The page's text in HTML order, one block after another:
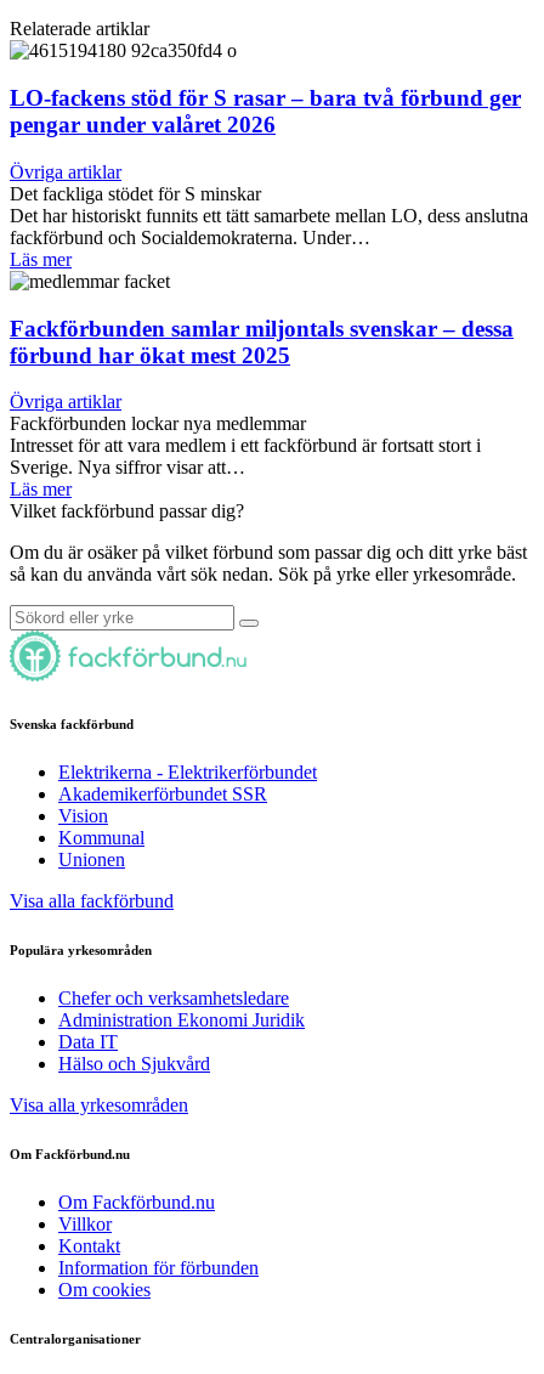
Relaterade artiklar
LO-fackens stöd för S rasar – bara två förbund ger
pengar under valåret 2026
Övriga artiklar
Det fackliga stödet för S minskar
Det har historiskt funnits ett tätt samarbete mellan LO, dess anslutna
fackförbund och Socialdemokraterna. Under…
Läs mer
Fackförbunden samlar miljontals svenskar – dessa
förbund har ökat mest 2025
Övriga artiklar
Fackförbunden lockar nya medlemmar
Intresset för att vara medlem i ett fackförbund är fortsatt stort i
Sverige. Nya siffror visar att…
Läs mer
Vilket fackförbund passar dig?
Om du är osäker på vilket förbund som passar dig och ditt yrke bäst
så kan du använda vårt sök nedan. Sök på yrke eller yrkesområde.
Svenska fackförbund
Elektrikerna - Elektrikerförbundet
Akademikerförbundet SSR
Vision
Kommunal
Unionen
Visa alla fackförbund
Populära yrkesområden
Chefer och verksamhetsledare
Administration Ekonomi Juridik
Data IT
Hälso och Sjukvård
Visa alla yrkesområden
Om Fackförbund.nu
Om Fackförbund.nu
Villkor
Kontakt
Information för förbunden
Om cookies
Centralorganisationer